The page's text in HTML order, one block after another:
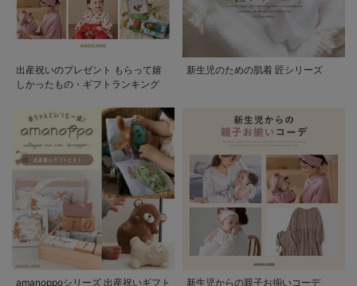
出産祝いのプレゼント もらって嬉
しかったもの・ギフトランキング
新生児のための肌着 匠シリーズ
amanoppoシリーズ 出産祝いギフト
新生児からの親子お揃いコーデ